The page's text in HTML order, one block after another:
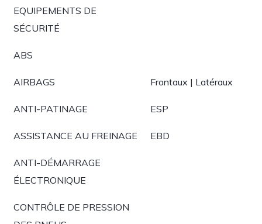
EQUIPEMENTS DE
SÉCURITÉ
ABS
AIRBAGS Frontaux | Latéraux
ANTI-PATINAGE ESP
ASSISTANCE AU FREINAGE EBD
ANTI-DÉMARRAGE
ÉLECTRONIQUE
CONTRÔLE DE PRESSION